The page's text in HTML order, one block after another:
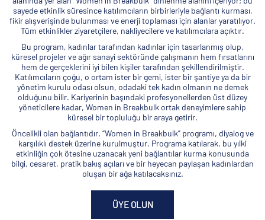
sayede etkinlik süresince katılımcıların birbirleriyle bağlantı kurması,
fikir alışverişinde bulunması ve enerji toplaması için alanlar yaratılıyor.
Tüm etkinlikler ziyaretçilere, nakliyecilere ve katılımcılara açıktır.
Bu program, kadınlar tarafından kadınlar için tasarlanmış olup,
küresel projeler ve ağır sanayi sektöründe çalışmanın hem fırsatlarını
hem de gerçeklerini iyi bilen kişiler tarafından şekillendirilmiştir.
Katılımcıların çoğu, o ortam ister bir gemi, ister bir şantiye ya da bir
yönetim kurulu odası olsun, odadaki tek kadın olmanın ne demek
olduğunu bilir. Kariyerinin başındaki profesyonellerden üst düzey
yöneticilere kadar, Women in Breakbulk ortak deneyimlere sahip
küresel bir topluluğu bir araya getirir.
Öncelikli olan bağlantıdır. “Women in Breakbulk” programı, diyalog ve
karşılıklı destek üzerine kurulmuştur. Programa katılarak, bu yılki
etkinliğin çok ötesine uzanacak yeni bağlantılar kurma konusunda
bilgi, cesaret, pratik bakış açıları ve bir heyecan paylaşan kadınlardan
oluşan bir ağa katılacaksınız.
ÜYE OLUN